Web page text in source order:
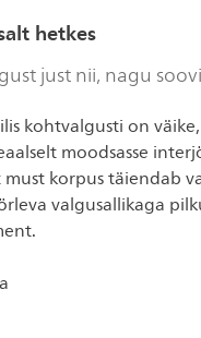
hetkes
just nii, nagu
kohtvalgusti on
moodsasse
korpus täiendab
valgusallikaga